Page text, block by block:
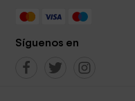
Síguenos en